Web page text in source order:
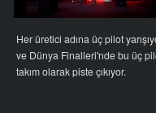
Her üretici adına üç pilot
ve Dünya Finalleri'nde bu üç
takım olarak piste çıkıyor.